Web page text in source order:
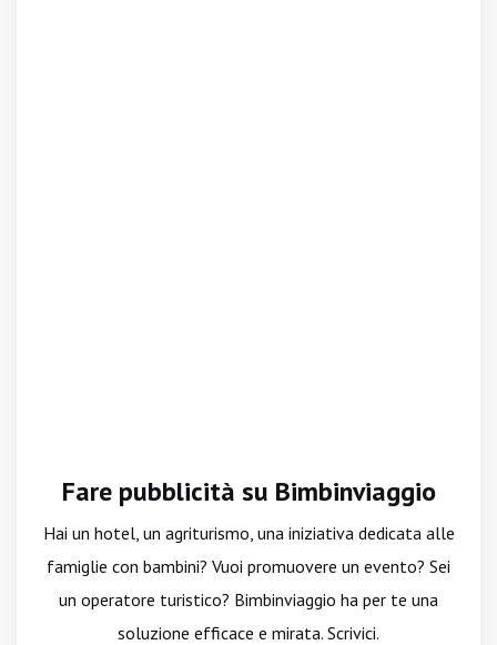
Fare pubblicità su Bimbinviaggio
Hai un hotel, un agriturismo, una iniziativa dedicata alle
famiglie con bambini? Vuoi promuovere un evento? Sei
un operatore turistico? Bimbinviaggio ha per te una
soluzione efficace e mirata. Scrivici.